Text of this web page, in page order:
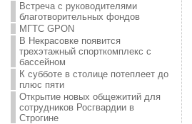
Встреча с руководителями
благотворительных фондов
МГТС GPON
В Некрасовке появится
трехэтажный спорткомплекс с
бассейном
К субботе в столице потеплеет до
плюс пяти
Открытие новых общежитий для
сотрудников Росгвардии в
Строгине